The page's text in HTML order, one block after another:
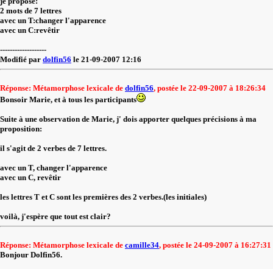
2 mots de 7 lettres
avec un T:changer l'apparence
avec un C:revêtir
-------------------
Modifié par dolfin56 le 21-09-2007 12:16
Réponse: Métamorphose lexicale de dolfin56, postée le 22-09-2007 à 18:26:34
Bonsoir Marie, et à tous les participants
Suite à une observation de Marie, j' dois apporter quelques précisions à ma
proposition:
il s'agit de 2 verbes de 7 lettres.
avec un T, changer l'apparence
avec un C, revêtir
les lettres T et C sont les premières des 2 verbes.(les initiales)
voilà, j'espère que tout est clair?
Réponse: Métamorphose lexicale de camille34, postée le 24-09-2007 à 16:27:31
Bonjour Dolfin56.